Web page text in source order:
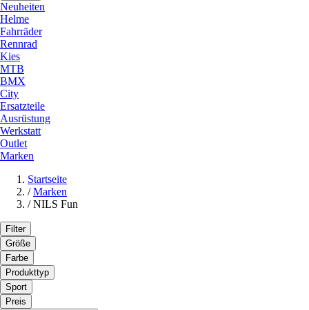
Neuheiten
Helme
Fahrräder
Rennrad
Kies
MTB
BMX
City
Ersatzteile
Ausrüstung
Werkstatt
Outlet
Marken
Startseite
/ Marken
/ NILS Fun
Filter
Größe
Farbe
Produkttyp
Sport
Preis